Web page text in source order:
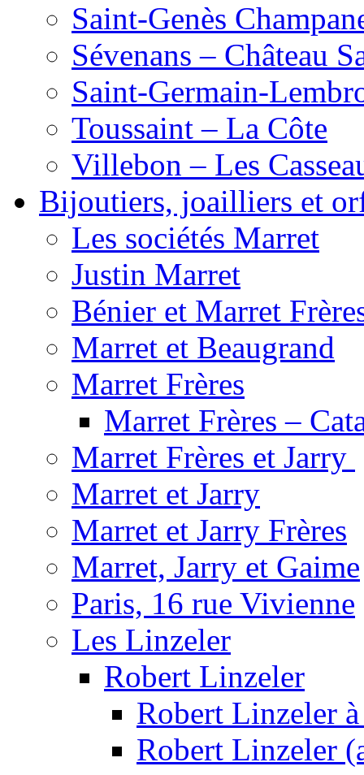
Saint-Genès
Sévenans – Château
Saint-Germain-
Toussaint – La Côte
Villebon – Les
Bijoutiers, joailliers et
Les sociétés Marret
Justin Marret
Bénier et Marret
Marret et Beaugrand
Marret Frères
Marret Frères –
Marret Frères et Jarry
Marret et Jarry
Marret et Jarry Frères
Marret, Jarry et Gaime
Paris, 16 rue Vivienne
Les Linzeler
Robert Linzeler
Robert Linzeler
Robert Linzeler